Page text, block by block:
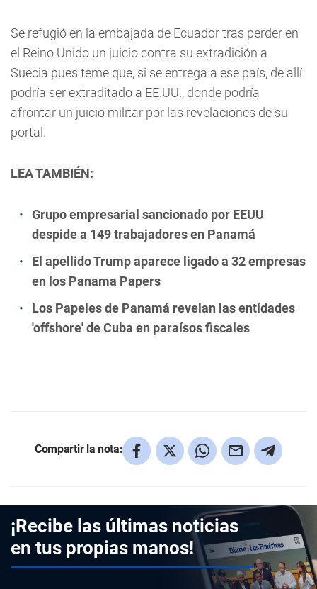
Se refugió en la embajada de Ecuador tras perder en
el Reino Unido un juicio contra su extradición a
Suecia pues teme que, si se entrega a ese país, de allí
podría ser extraditado a EE.UU., donde podría
afrontar un juicio militar por las revelaciones de su
portal.
LEA TAMBIÉN:
Grupo empresarial sancionado por EEUU
despide a 149 trabajadores en Panamá
El apellido Trump aparece ligado a 32 empresas
en los Panama Papers
Los Papeles de Panamá revelan las entidades
'offshore' de Cuba en paraísos fiscales
Compartir la nota:
¡Recibe las últimas noticias
en tus propias manos!